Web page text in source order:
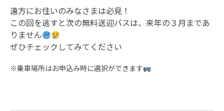
遠方にお住いのみなさまは必見！
この回を逃すと次の無料送迎バスは、来年の３月まであ
りません
ぜひチェックしてみてください
※乗車場所はお申込み時に選択ができます